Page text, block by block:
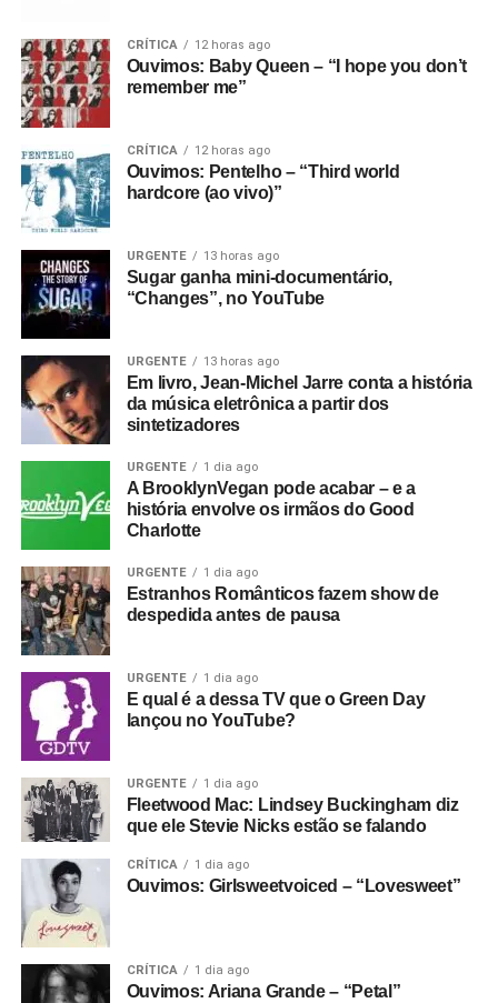
CRÍTICA 12 horas ago
Ouvimos: Baby Queen – “I hope you don’t
remember me”
CRÍTICA 12 horas ago
Ouvimos: Pentelho – “Third world
hardcore (ao vivo)”
URGENTE 13 horas ago
Sugar ganha mini-documentário,
“Changes”, no YouTube
URGENTE 13 horas ago
Em livro, Jean-Michel Jarre conta a história
da música eletrônica a partir dos
sintetizadores
URGENTE 1 dia ago
A BrooklynVegan pode acabar – e a
história envolve os irmãos do Good
Charlotte
URGENTE 1 dia ago
Estranhos Românticos fazem show de
despedida antes de pausa
URGENTE 1 dia ago
E qual é a dessa TV que o Green Day
lançou no YouTube?
URGENTE 1 dia ago
Fleetwood Mac: Lindsey Buckingham diz
que ele Stevie Nicks estão se falando
CRÍTICA 1 dia ago
Ouvimos: Girlsweetvoiced – “Lovesweet”
CRÍTICA 1 dia ago
Ouvimos: Ariana Grande – “Petal”